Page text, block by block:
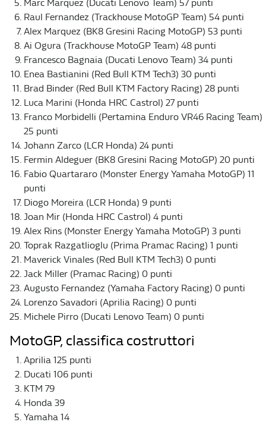
Marc Marquez (Ducati Lenovo Team) 57 punti
Raul Fernandez (Trackhouse MotoGP Team) 54 punti
Alex Marquez (BK8 Gresini Racing MotoGP) 53 punti
Ai Ogura (Trackhouse MotoGP Team) 48 punti
Francesco Bagnaia (Ducati Lenovo Team) 34 punti
Enea Bastianini (Red Bull KTM Tech3) 30 punti
Brad Binder (Red Bull KTM Factory Racing) 28 punti
Luca Marini (Honda HRC Castrol) 27 punti
Franco Morbidelli (Pertamina Enduro VR46 Racing Team)
25 punti
Johann Zarco (LCR Honda) 24 punti
Fermin Aldeguer (BK8 Gresini Racing MotoGP) 20 punti
Fabio Quartararo (Monster Energy Yamaha MotoGP) 11
punti
Diogo Moreira (LCR Honda) 9 punti
Joan Mir (Honda HRC Castrol) 4 punti
Alex Rins (Monster Energy Yamaha MotoGP) 3 punti
Toprak Razgatlioglu (Prima Pramac Racing) 1 punti
Maverick Vinales (Red Bull KTM Tech3) 0 punti
Jack Miller (Pramac Racing) 0 punti
Augusto Fernandez (Yamaha Factory Racing) 0 punti
Lorenzo Savadori (Aprilia Racing) 0 punti
Michele Pirro (Ducati Lenovo Team) 0 punti
MotoGP, classifica costruttori
Aprilia 125 punti
Ducati 106 punti
KTM 79
Honda 39
Yamaha 14